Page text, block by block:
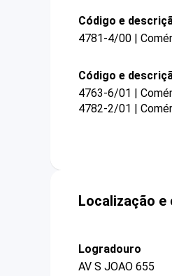
Código e
4781-4/00 |
Código e
4763-6/01 |
4782-2/01 |
Localização
Logradouro
AV S JOAO 655